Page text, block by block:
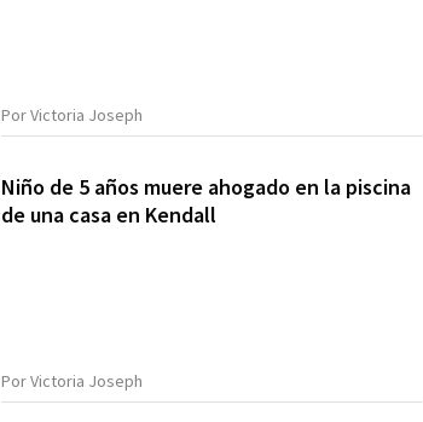
Por Victoria Joseph
Niño de 5 años muere ahogado en la piscina
de una casa en Kendall
Por Victoria Joseph